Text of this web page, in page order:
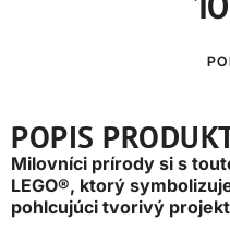
POPIS
Milovníci prírody si s
LEGO®, ktorý
pohlcujúci tvorivý